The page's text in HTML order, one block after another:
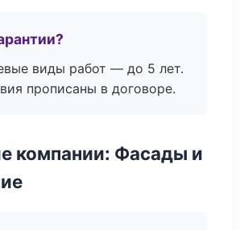
виды работ — до 5 лет.
прописаны в договоре.
компании: Фасады и